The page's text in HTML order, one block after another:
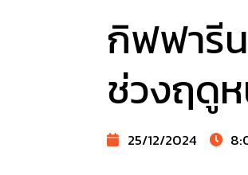
กิฟฟารี
ช่วงฤดู
25/12/2024